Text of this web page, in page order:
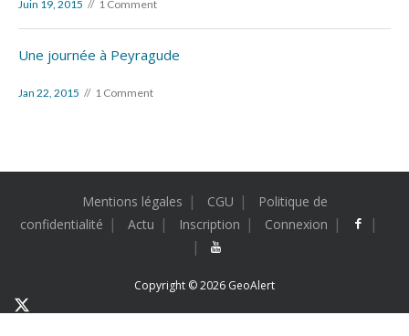
Juin 19, 2015 1 Comment
Une journée à Peyragude
Jan 22, 2015 1 Comment
Mentions légales CGU
Politique de
confidentialité
Actu Inscription Connexion
Copyright © 2026 GeoAlert